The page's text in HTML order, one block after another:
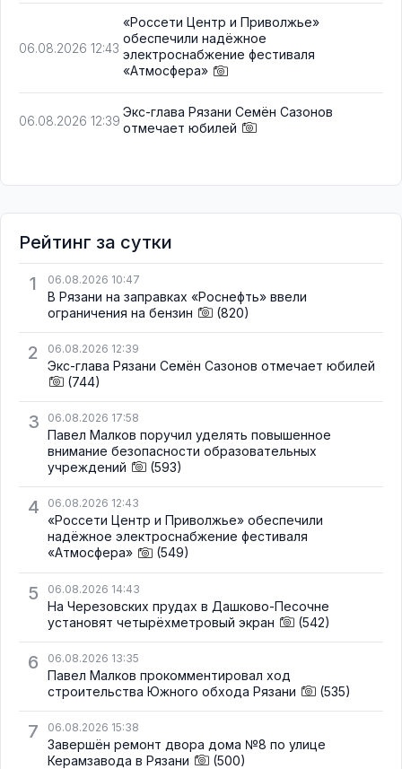
06.08.2026 12:43
«Россети Центр и Приволжье»
обеспечили надёжное
электроснабжение фестиваля
«Атмосфера»
06.08.2026 12:39
Экс-глава Рязани Семён Сазонов
отмечает юбилей
Рейтинг за сутки
1
06.08.2026 10:47
В Рязани на заправках «Роснефть» ввели
ограничения на бензин
(820)
2 06.08.2026 12:39
Экс-глава Рязани Семён Сазонов отмечает юбилей
(744)
3 06.08.2026 17:58
Павел Малков поручил уделять повышенное
внимание безопасности образовательных
учреждений
(593)
4 06.08.2026 12:43
«Россети Центр и Приволжье» обеспечили
надёжное электроснабжение фестиваля
«Атмосфера»
(549)
5 06.08.2026 14:43
На Черезовских прудах в Дашково-Песочне
установят четырёхметровый экран
(542)
6 06.08.2026 13:35
Павел Малков прокомментировал ход
строительства Южного обхода Рязани
(535)
7 06.08.2026 15:38
Завершён ремонт двора дома №8 по улице
Керамзавода в Рязани
(500)